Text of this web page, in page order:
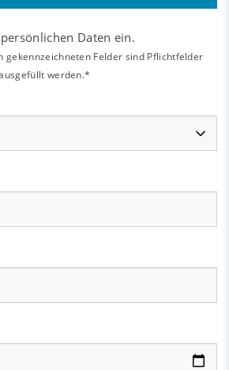
Daten ein.
gekennzeichneten Felder sind Pflichtfelder
werden.*